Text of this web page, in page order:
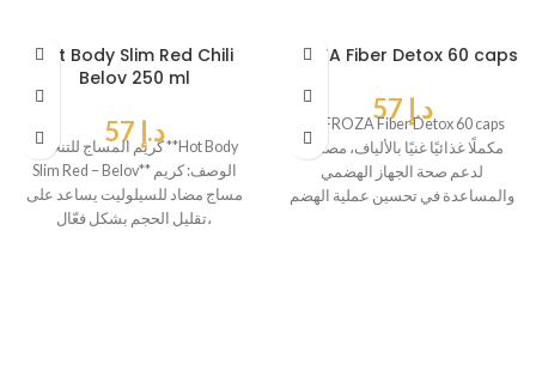
Hot Body Slim Red Chili
Belov 250 ml
د.إ
كريم المساج للتنحيف **Hot Body
Slim Red – Belov** الوصف: كريم
مساج مضاد للسيلوليت يساعد على
تقليل الحجم بشكل فعّال،
FROZA Fiber Detox 60 caps
د.إ
مكملًا غذائيًا غنيًا بالألياف، مصممًا
لدعم صحة الجهاز الهضمي
والمساعدة في تحسين عملية الهضم